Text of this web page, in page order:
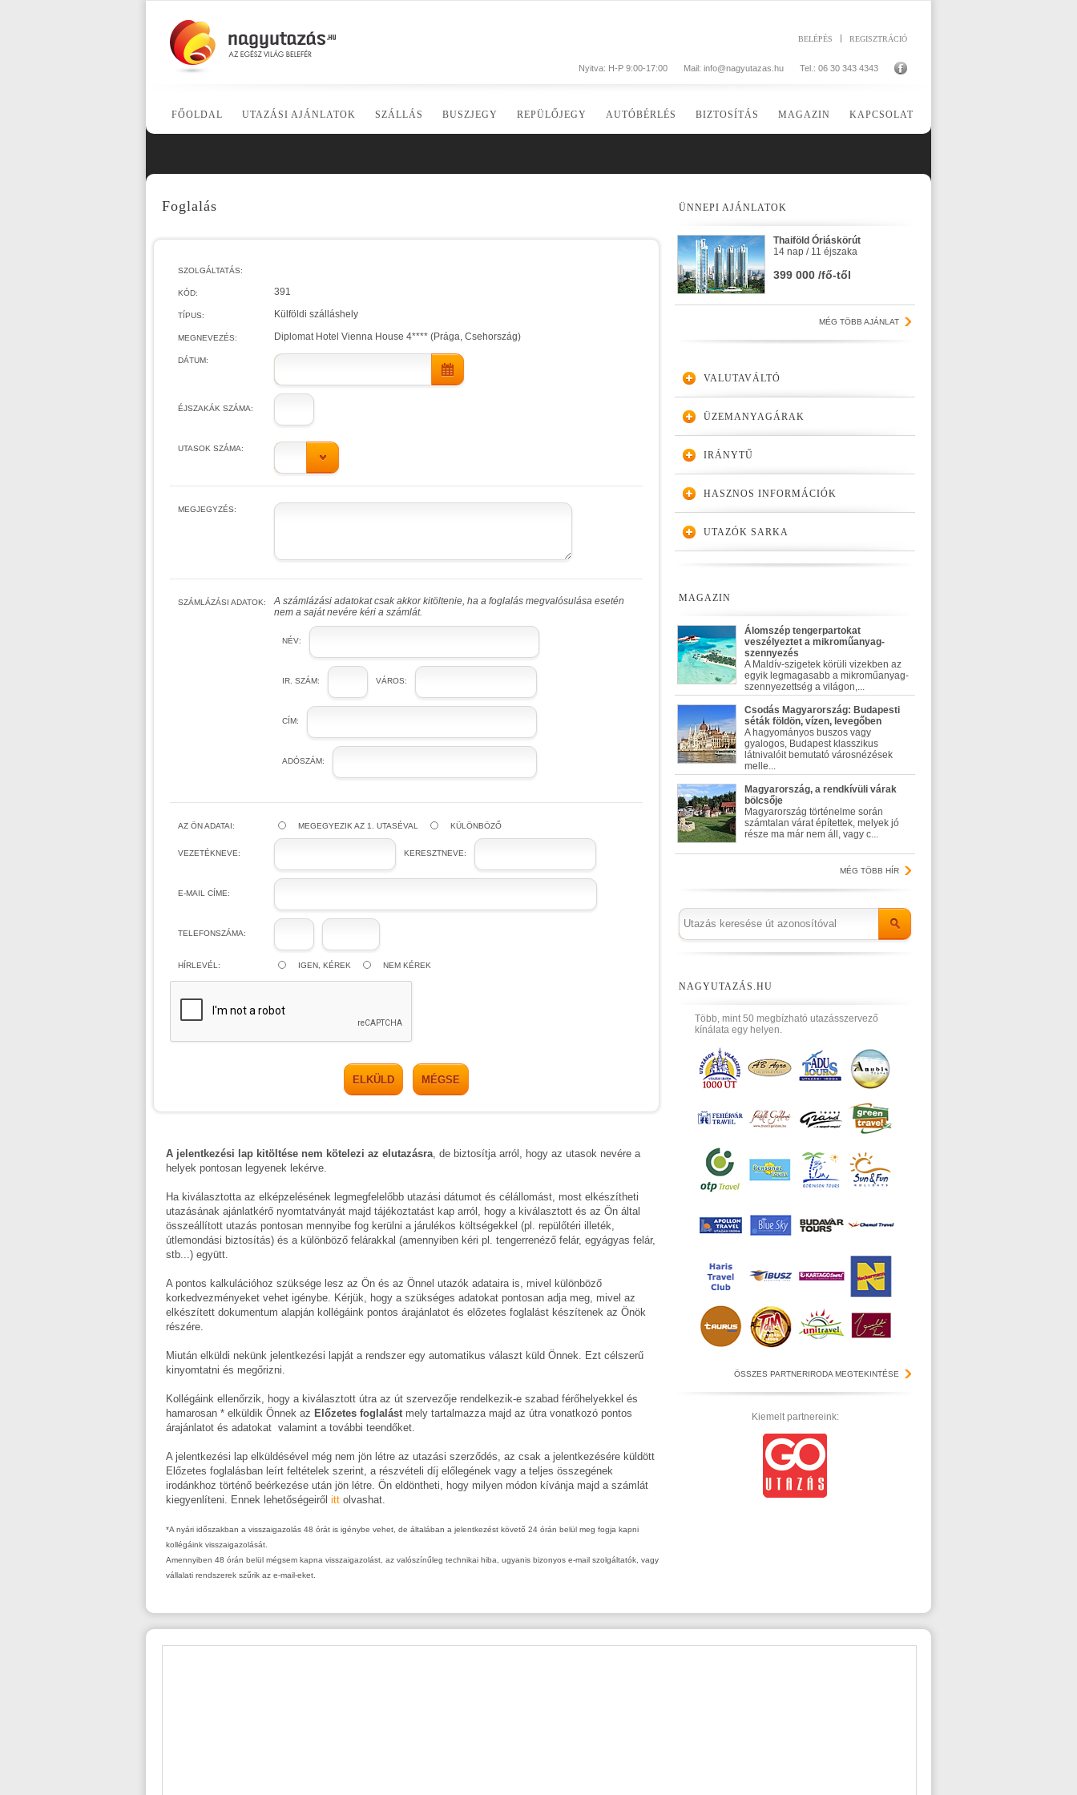
REGISZTRÁCIÓ
BELÉPÉS
Tel.: 06 30 343 4343
Mail: info@nagyutazas.hu
Nyitva: H-P 9:00-17:00
FŐOLDAL UTAZÁSI AJÁNLATOK SZÁLLÁS BUSZJEGY REPÜLŐJEGY AUTÓBÉRLÉS BIZTOSÍTÁS MAGAZIN KAPCSOLAT
Foglalás
SZOLGÁLTATÁS:
KÓD: 391
TÍPUS: Külföldi szálláshely
MEGNEVEZÉS: Diplomat Hotel Vienna House 4**** (Prága, Csehország)
DÁTUM:
ÉJSZAKÁK SZÁMA:
UTASOK SZÁMA:
MEGJEGYZÉS:
SZÁMLÁZÁSI ADATOK:
A számlázási adatokat csak akkor kitöltenie, ha a foglalás megvalósulása esetén
nem a saját nevére kéri a számlát.
NÉV:
IR. SZÁM: VÁROS:
CÍM:
ADÓSZÁM:
AZ ÖN ADATAI: MEGEGYEZIK AZ 1. UTASÉVAL KÜLÖNBÖZŐ
VEZETÉKNEVE: KERESZTNEVE:
E-MAIL CÍME:
TELEFONSZÁMA:
HÍRLEVÉL: IGEN, KÉREK NEM KÉREK
ELKÜLD MÉGSE
A jelentkezési lap kitöltése nem kötelezi az elutazásra, de biztosítja arról, hogy az utasok nevére a
helyek pontosan legyenek lekérve.
Ha kiválasztotta az elképzelésének legmegfelelőbb utazási dátumot és célállomást, most elkészítheti
utazásának ajánlatkérő nyomtatványát majd tájékoztatást kap arról, hogy a kiválasztott és az Ön által
összeállított utazás pontosan mennyibe fog kerülni a járulékos költségekkel (pl. repülőtéri illeték,
útlemondási biztosítás) és a különböző felárakkal (amennyiben kéri pl. tengerrenéző felár, egyágyas felár,
stb...) együtt.
A pontos kalkulációhoz szüksége lesz az Ön és az Önnel utazók adataira is, mivel különböző
korkedvezményeket vehet igénybe. Kérjük, hogy a szükséges adatokat pontosan adja meg, mivel az
elkészített dokumentum alapján kollégáink pontos árajánlatot és előzetes foglalást készítenek az Önök
részére.
Miután elküldi nekünk jelentkezési lapját a rendszer egy automatikus választ küld Önnek. Ezt célszerű
kinyomtatni és megőrizni.
Kollégáink ellenőrzik, hogy a kiválasztott útra az út szervezője rendelkezik-e szabad férőhelyekkel és
hamarosan * elküldik Önnek az Előzetes foglalástmely tartalmazza majd az útra vonatkozó pontos
árajánlatot és adatokat valamint a további teendőket.
A jelentkezési lap elküldésével még nem jön létre az utazási szerződés, az csak a jelentkezésére küldött
Előzetes foglalásban leírt feltételek szerint, a részvételi díj előlegének vagy a teljes összegének
irodánkhoz történő beérkezése után jön létre. Ön eldöntheti, hogy milyen módon kívánja majd a számlát
kiegyenlíteni. Ennek lehetőségeiről itt olvashat.
*A nyári időszakban a visszaigazolás 48 órát is igénybe vehet, de általában a jelentkezést követő 24 órán belül meg fogja kapni
kollégáink visszaigazolását.
Amennyiben 48 órán belül mégsem kapna visszaigazolást, az valószínűleg technikai hiba, ugyanis bizonyos e-mail szolgáltatók, vagy
vállalati rendszerek szűrik az e-mail-eket.
ÜNNEPI AJÁNLATOK
Thaiföld Óriáskörút
14 nap / 11 éjszaka
399 000 /fő-től
MÉG TÖBB AJÁNLAT
VALUTAVÁLTÓ
ÜZEMANYAGÁRAK
IRÁNYTŰ
HASZNOS INFORMÁCIÓK
UTAZÓK SARKA
MAGAZIN
Álomszép tengerpartokat
veszélyeztet a mikroműanyag-
szennyezés
A Maldív-szigetek körüli vizekben az
egyik legmagasabb a mikroműanyag-
szennyezettség a világon,...
Csodás Magyarország: Budapesti
séták földön, vízen, levegőben
A hagyományos buszos vagy
gyalogos, Budapest klasszikus
látnivalóit bemutató városnézések
melle...
Magyarország, a rendkívüli várak
bölcsője
Magyarország történelme során
számtalan várat építettek, melyek jó
része ma már nem áll, vagy c...
MÉG TÖBB HÍR
NAGYUTAZÁS.HU
Több, mint 50 megbízható utazásszervező
kínálata egy helyen.
ÖSSZES PARTNERIRODA MEGTEKINTÉSE
Kiemelt partnereink: